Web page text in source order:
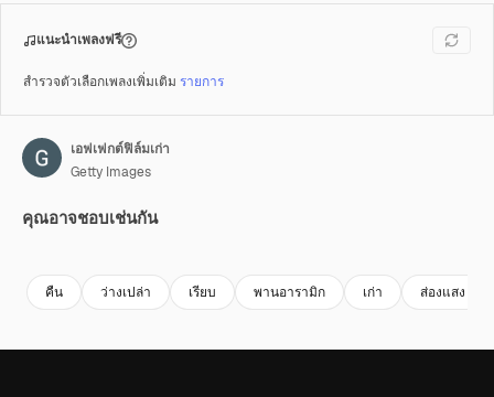
แนะนำเพลงฟรี
สำรวจตัวเลือกเพลงเพิ่มเติม รายการ
เอฟเฟกต์ฟิล์มเก่า
Getty Images
คุณอาจชอบเช่นกัน
คืน ว่างเปล่า เรียบ พานอารามิก เก่า ส่องแสง